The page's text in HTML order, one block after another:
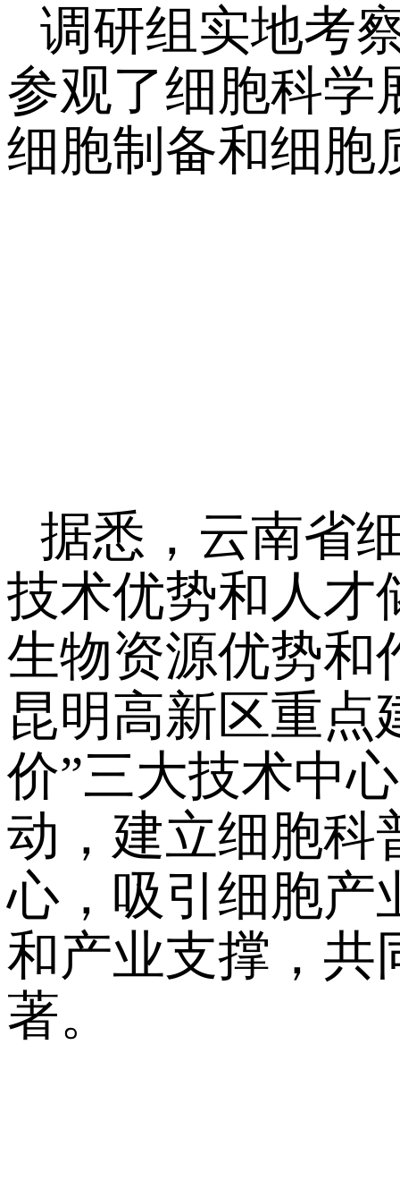
调研组实地考
参观了细胞科学
细胞制备和细胞
据悉，云南省
技术优势和人才
生物资源优势和
昆明高新区重点
价”三大技术中
动，建立细胞科
心，吸引细胞产
和产业支撑，共
著。